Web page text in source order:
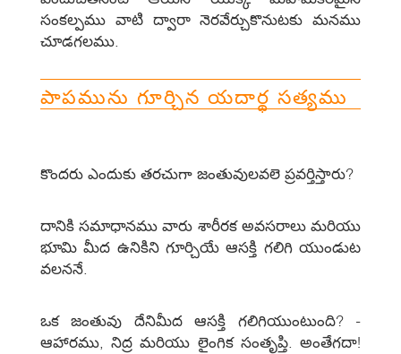
సంకల్పము వాటి ద్వారా నెరవేర్చుకొనుటకు మనము
చూడగలము.
పాపమును గూర్చిన యదార్థ సత్యము
కొందరు ఎందుకు తరచుగా జంతువులవలె ప్రవర్తిస్తారు?
దానికి సమాధానము వారు శారీరక అవసరాలు మరియు
భూమి మీద ఉనికిని గూర్చియే ఆసక్తి గలిగి యుండుట
వలననే.
ఒక జంతువు దేనిమీద ఆసక్తి గలిగియుంటుంది? -
ఆహారము, నిద్ర మరియు లైంగిక సంతృప్తి. అంతేగదా!